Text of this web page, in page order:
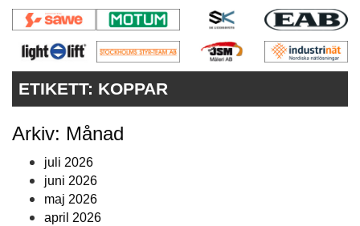
PRENUMERERA
VÅRA ANDRA MAGASIN
ANNONSERA
ETIKETT: KOPPAR
Arkiv: Månad
juli 2026
juni 2026
maj 2026
april 2026